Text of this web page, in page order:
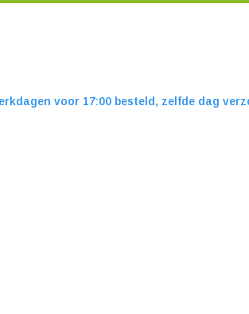
voor 17:00 besteld, zelfde dag